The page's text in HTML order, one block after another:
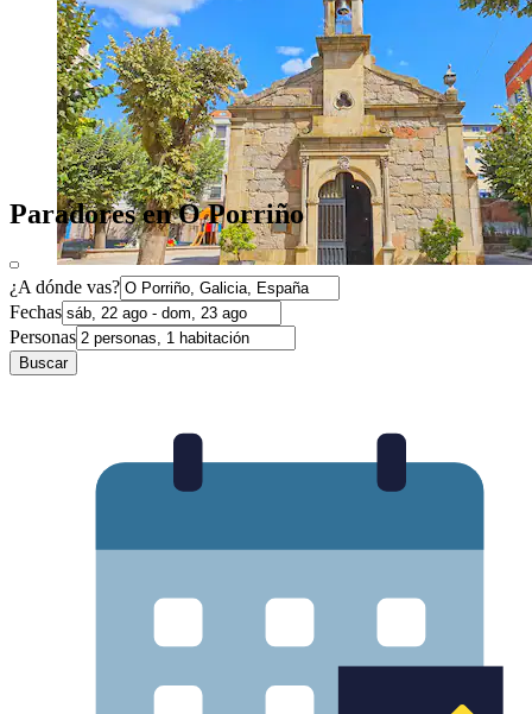
Paradores en O Porriño
¿A dónde vas?
Fechas
Personas
Buscar